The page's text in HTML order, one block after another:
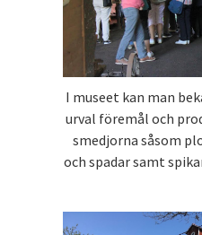
I museet kan man
urval föremål och
smedjorna såsom
och spadar samt